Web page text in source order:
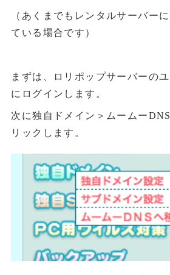
（あくまでもレンタルサーバー
ている場合です）
まずは、ロリポップサーバーの
にログインします。
次に独自ドメイン＞ムームー
リックします。